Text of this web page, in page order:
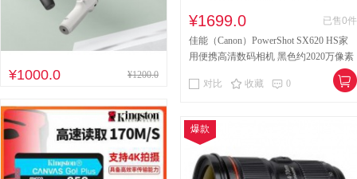
¥1000.0 ¥1200.0
¥1699.0
已售0件
佳能（Canon）PowerShot SX620 HS家
用便携高清数码相机 黑色约2020万像素
对比
收藏 0
爆款